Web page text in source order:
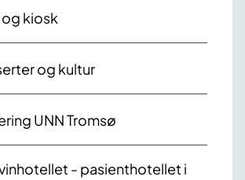
kiosk
og kultur
UNN Tromsø
- pasienthotellet i